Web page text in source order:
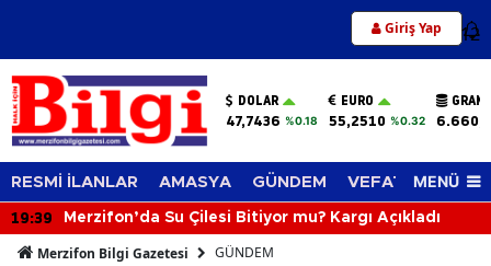
Giriş Yap 12
DOLAR
47,7436 %0.18
EURO
55,2510 %0.32
RESMİ İLANLAR AMASYA GÜNDEM VEFAT EDENLER
MENÜ
19:39 Merzifon’da Su Çilesi Bitiyor mu? Kargı Açıkladı
Merzifon Bilgi Gazetesi GÜNDEM